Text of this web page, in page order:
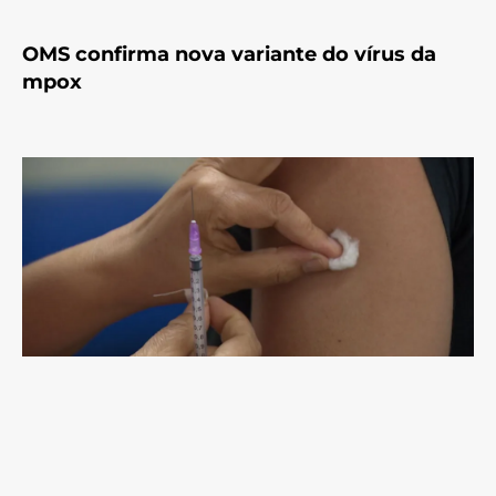
OMS confirma nova variante do vírus da
mpox